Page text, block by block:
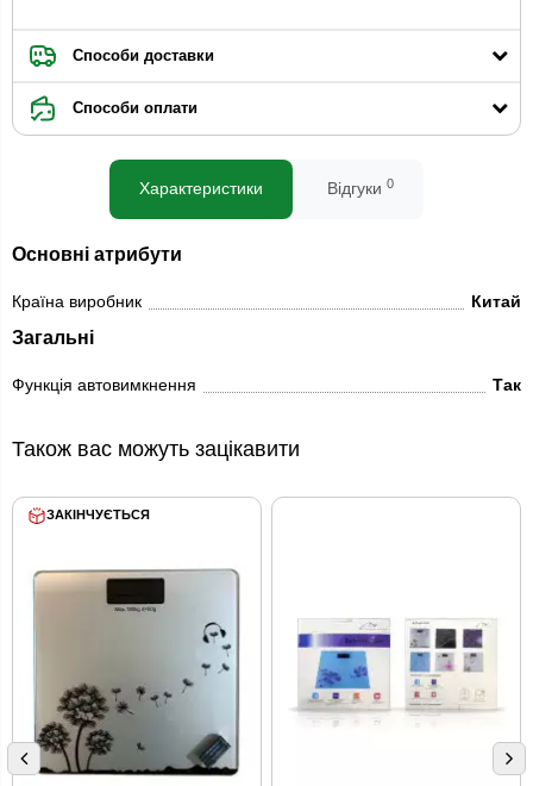
Способи доставки
Способи оплати
Характеристики Відгуки 0
Основні атрибути
Країна виробник Китай
Загальні
Функція автовимкнення Так
Також вас можуть зацікавити
ЗАКІНЧУЄТЬСЯ